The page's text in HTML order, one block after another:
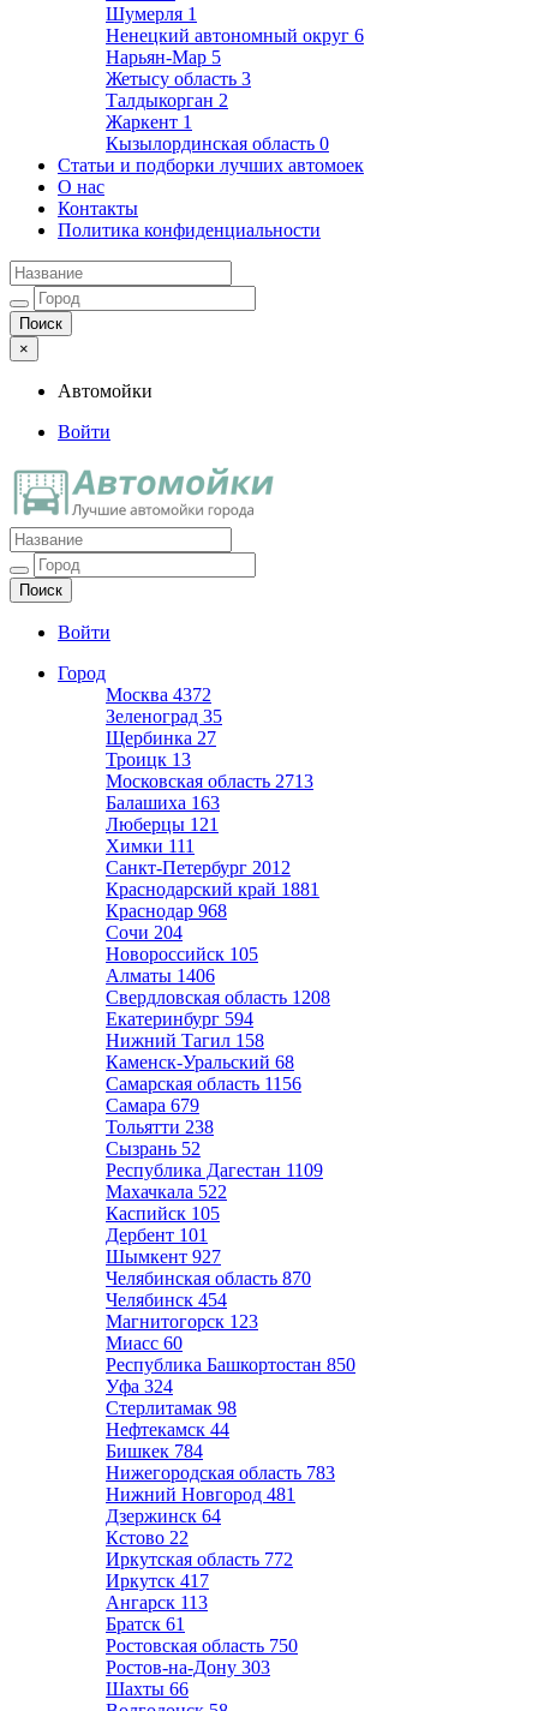
Шумерля 1
Ненецкий автономный округ 6
Нарьян-Мар 5
Жетысу область 3
Талдыкорган 2
Жаркент 1
Кызылординская область 0
Статьи и подборки лучших автомоек
О нас
Контакты
Политика конфиденциальности
×
Автомойки
Войти
Автомойки
Ещё один сайт на WordPress
Войти
Город
Москва 4372
Зеленоград 35
Щербинка 27
Троицк 13
Московская область 2713
Балашиха 163
Люберцы 121
Химки 111
Санкт-Петербург 2012
Краснодарский край 1881
Краснодар 968
Сочи 204
Новороссийск 105
Алматы 1406
Свердловская область 1208
Екатеринбург 594
Нижний Тагил 158
Каменск-Уральский 68
Самарская область 1156
Самара 679
Тольятти 238
Сызрань 52
Республика Дагестан 1109
Махачкала 522
Каспийск 105
Дербент 101
Шымкент 927
Челябинская область 870
Челябинск 454
Магнитогорск 123
Миасс 60
Республика Башкортостан 850
Уфа 324
Стерлитамак 98
Нефтекамск 44
Бишкек 784
Нижегородская область 783
Нижний Новгород 481
Дзержинск 64
Кстово 22
Иркутская область 772
Иркутск 417
Ангарск 113
Братск 61
Ростовская область 750
Ростов-на-Дону 303
Шахты 66